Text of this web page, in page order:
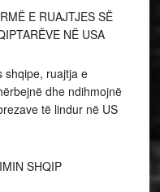
E RUAJTJES SË
NË USA
shqipe, ruajtja e
dhe ndihmojnë
të lindur në US
SHQIP